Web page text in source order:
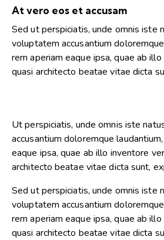
At vero eos et accusam
Sed ut perspiciatis, unde omnis iste
voluptatem accusantium
rem aperiam eaque ipsa, quae ab
quasi architecto beatae vitae dicta
Ut perspiciatis, unde omnis iste
accusantium doloremque
eaque ipsa, quae ab illo inventore
architecto beatae vitae dicta sunt,
Sed ut perspiciatis, unde omnis iste
voluptatem accusantium
rem aperiam eaque ipsa, quae ab
quasi architecto beatae vitae dicta